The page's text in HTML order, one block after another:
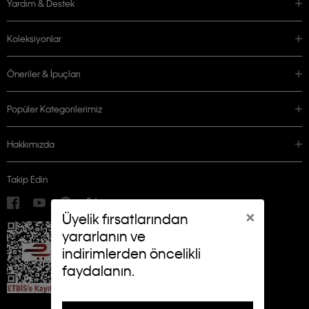
×
Üyelik fırsatlarından
yararlanın ve
indirimlerden öncelikli
faydalanın.
Yardım & Destek
Koleksiyonlar
Öneriler & İpuçları
Popüler Kategorilerimiz
Hakkımızda
Takip Edin